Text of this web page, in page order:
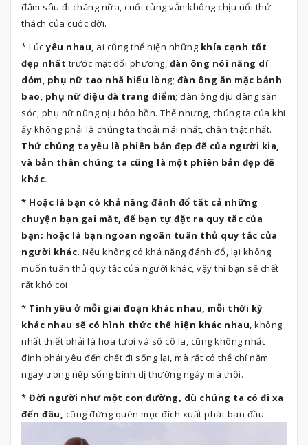
đậm sâu đi chăng nữa, cuối cùng vẫn không chịu nổi thử
thách của cuộc đời.
* Lúcyêu nhau, ai cũng thể hiện những khía cạnh tốt
đẹp nhất trước mặt đối phương, đàn ông nói năng dí
dỏm, phụ nữ tao nhã hiểu lòng; đàn ông ăn mặc bảnh
bao, phụ nữ điệu đà trang điểm; đàn ông dịu dàng săn
sóc, phụ nữ nũng nịu hớp hồn. Thế nhưng, chúng ta của khi
ấy không phải là chúng ta thoải mái nhất, chân thật nhất.
Thứ chúng ta yêu là phiên bản đẹp đẽ của người kia,
và bản thân chúng ta cũng là một phiên bản đẹp đẽ
khác.
* Hoặc là bạn có khả năng đánh đổ tất cả những
chuyện bạn gai mắt, để bạn tự đặt ra quy tắc của
bạn; hoặc là bạn ngoan ngoãn tuân thủ quy tắc của
người khác. Nếu không có khả năng đánh đổ, lại không
muốn tuân thủ quy tắc của người khác, vậy thì bạn sẽ chết
rất khó coi.
* Tình yêu ở mỗi giai đoạn khác nhau, mỗi thời kỳ
khác nhau sẽ có hình thức thể hiện khác nhau, không
nhất thiết phải là hoa tươi và sô cô la, cũng không nhất
định phải yêu đến chết đi sống lại, mà rất có thể chỉ nằm
ngay trong nếp sống bình dị thường ngày mà thôi.
* Đời người như một con đường, dù chúng ta có đi xa
đến đâu, cũng đừng quên mục đích xuất phát ban đầu.